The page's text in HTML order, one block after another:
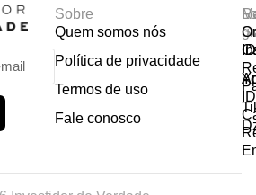
Sobre
Quem somos nós
Política de privacidade
Termos de uso
Fale conosco